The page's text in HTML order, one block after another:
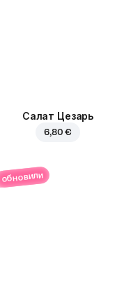
Салат Цезарь
6,80 €
обновили